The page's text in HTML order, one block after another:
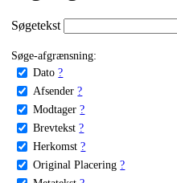
Søgetekst
Søge-afgrænsning:
Dato ?
Afsender ?
Modtager ?
Brevtekst ?
Herkomst ?
Original Placering ?